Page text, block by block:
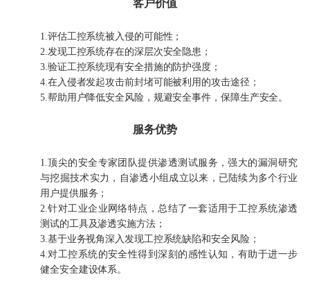
客户价值
1.评估工控系统被入侵的可能性；
2.发现工控系统存在的深层次安全隐患；
3.验证工控系统现有安全措施的防护强度；
4.在入侵者发起攻击前封堵可能被利用的攻击途径；
5.帮助用户降低安全风险，规避安全事件，保障生产安全。
服务优势
1.顶尖的安全专家团队提供渗透测试服务，强大的漏洞研究
与挖掘技术实力，自渗透小组成立以来，已陆续为多个行业
用户提供服务；
2.针对工业企业网络特点，总结了一套适用于工控系统渗透
测试的工具及渗透实施方法；
3.基于业务视角深入发现工控系统缺陷和安全风险；
4.对工控系统的安全性得到深刻的感性认知，有助于进一步
健全安全建设体系。